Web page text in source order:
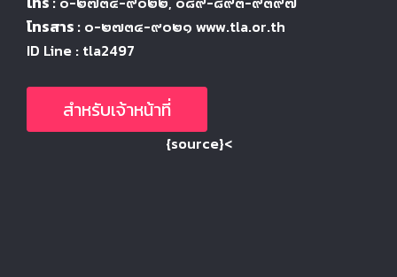
โทรสาร : ๐-๒๗๓๔-๙๐๒๑ www.tla.or.th
ID Line : tla2497
สำหรับเจ้าหน้าที่
{source}<